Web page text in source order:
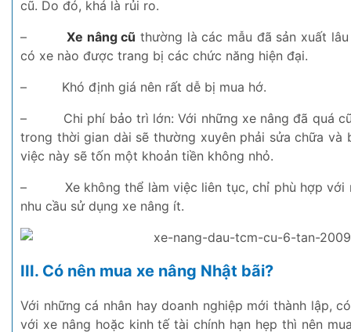
cũ. Do đó, khá là rủi ro.
–
Xe nâng cũ thường là các mẫu đã sản xuất
có xe nào được trang bị các chức năng hiện đại.
–
Khó định giá nên rất dễ bị mua hớ.
–
Chi phí bảo trì lớn: Với những xe nâng đã quá
trong thời gian dài sẽ thường xuyên phải sửa chữa và
việc này sẽ tốn một khoản tiền không nhỏ.
–
Xe không thể làm việc liên tục, chỉ phù hợp với
nhu cầu sử dụng xe nâng ít.
III. Có nên mua xe nâng Nhật bãi?
Với những cá nhân hay doanh nghiệp mới thành lập,
với xe nâng hoặc kinh tế tài chính hạn hẹp thì nên